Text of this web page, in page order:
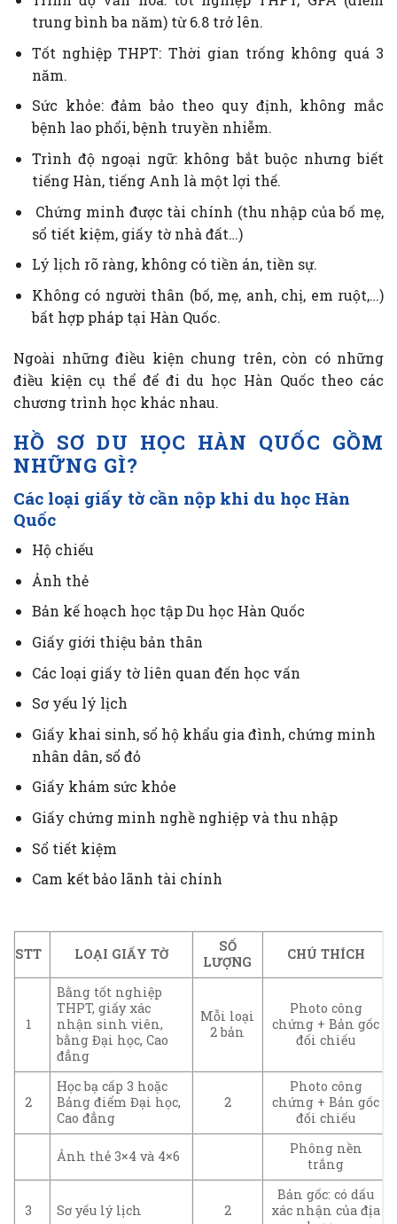
trung bình ba năm) từ 6.8 trở lên.
Tốt nghiệp THPT: Thời gian trống không quá 3
năm.
Sức khỏe: đảm bảo theo quy định, không mắc
bệnh lao phổi, bệnh truyền nhiễm.
Trình độ ngoại ngữ: không bắt buộc nhưng biết
tiếng Hàn, tiếng Anh là một lợi thế.
Chứng minh được tài chính (thu nhập của bố mẹ,
sổ tiết kiệm, giấy tờ nhà đất…)
Lý lịch rõ ràng, không có tiền án, tiền sự.
Không có người thân (bố, mẹ, anh, chị, em ruột,…)
bất hợp pháp tại Hàn Quốc.
Ngoài những điều kiện chung trên, còn có những
điều kiện cụ thể để đi du học Hàn Quốc theo các
chương trình học khác nhau.
HỒ SƠ DU HỌC HÀN QUỐC GỒM
NHỮNG GÌ?
Các loại giấy tờ cần nộp khi du học Hàn
Quốc
Hộ chiếu
Ảnh thẻ
Bản kế hoạch học tập Du học Hàn Quốc
Giấy giới thiệu bản thân
Các loại giấy tờ liên quan đến học vấn
Sơ yếu lý lịch
Giấy khai sinh, sổ hộ khẩu gia đình, chứng minh
nhân dân, sổ đỏ
Giấy khám sức khỏe
Giấy chứng minh nghề nghiệp và thu nhập
Sổ tiết kiệm
Cam kết bảo lãnh tài chính
STT LOẠI GIẤY TỜ
SỐ
LƯỢNG
CHÚ THÍCH
1
Bằng tốt nghiệp
THPT, giấy xác
nhận sinh viên,
bằng Đại học, Cao
đẳng
Mỗi loại
2 bản
Photo công
chứng + Bản gốc
đối chiếu
2
Học bạ cấp 3 hoặc
Bảng điểm Đại học,
Cao đẳng
2
Photo công
chứng + Bản gốc
đối chiếu
Ảnh thẻ 3×4 và 4×6
Phông nền
trắng
3 Sơ yếu lý lịch 2
Bản gốc: có dấu
xác nhận của địa